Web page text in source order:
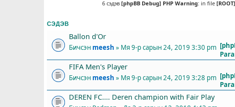
6 сэдэв [phpBB Debug] PHP Warning: in file
СЭДЭВ
Ballon d'Or
Бичсэн meesh » Мя 9-р сарын 24, 2019 3:30 pm
FIFA Men's Player
Бичсэн meesh » Мя 9-р сарын 24, 2019 3:28 pm
DEREN FC.... Deren champion with Fair Play